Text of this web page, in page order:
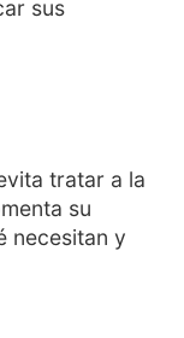
sus
tratar a la
su
necesitan y